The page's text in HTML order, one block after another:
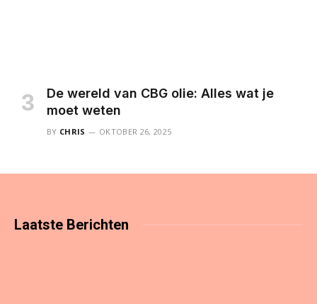
De wereld van CBG olie: Alles wat je
moet weten
BY CHRIS OKTOBER 26, 2025
Laatste Berichten